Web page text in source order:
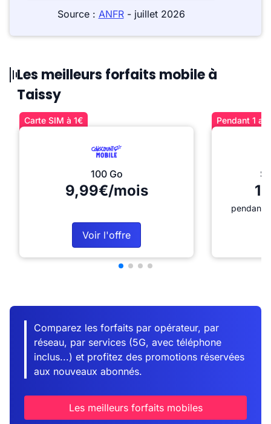
Source : ANFR- juillet 2026
Les meilleurs forfaits mobile à
Taissy
Carte SIM à 1€
100 Go
9,99€/mois
Voir l'offre
Pendant 1
pendant
Comparez les forfaits par opérateur, par
réseau, par services (5G, avec téléphone
inclus...) et profitez des promotions réservées
aux nouveaux abonnés.
Les meilleurs forfaits mobiles